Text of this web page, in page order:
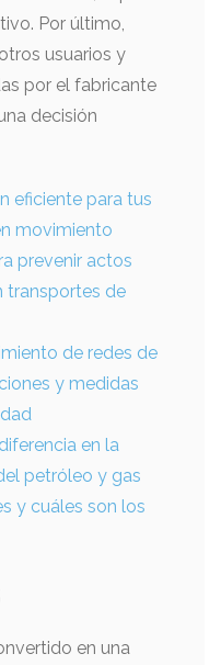
Por último,
usuarios y
por el fabricante
decisión
eficiente para tus
movimiento
prevenir actos
transportes de
de redes de
y medidas
en la
petróleo y gas
y cuáles son los
en una